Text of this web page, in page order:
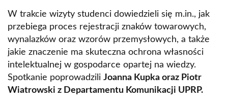
W trakcie wizyty studenci dowiedzieli się m.in., jak
przebiega proces rejestracji znaków towarowych,
wynalazków oraz wzorów przemysłowych, a także
jakie znaczenie ma skuteczna ochrona własności
intelektualnej w gospodarce opartej na wiedzy.
Spotkanie poprowadzili Joanna Kupka oraz Piotr
Wiatrowski z Departamentu Komunikacji UPRP.